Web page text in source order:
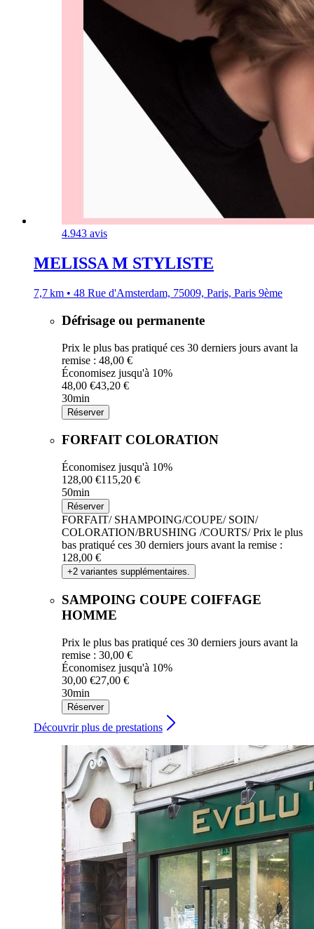
4.943 avis
MELISSA M STYLISTE
7,7 km • 48 Rue d'Amsterdam, 75009, Paris, Paris 9ème
Défrisage ou permanente
Prix le plus bas pratiqué ces 30 derniers jours avant la
remise : 48,00 €
Économisez jusqu'à 10%
48,00 €43,20 €
30min
Réserver
FORFAIT COLORATION
Économisez jusqu'à 10%
128,00 €115,20 €
50min
Réserver
FORFAIT/ SHAMPOING/COUPE/ SOIN/
COLORATION/BRUSHING /COURTS/Prix le plus
bas pratiqué ces 30 derniers jours avant la remise :
128,00 €
+2 variantes supplémentaires.
SAMPOING COUPE COIFFAGE
HOMME
Prix le plus bas pratiqué ces 30 derniers jours avant la
remise : 30,00 €
Économisez jusqu'à 10%
30,00 €27,00 €
30min
Réserver
Découvrir plus de prestations